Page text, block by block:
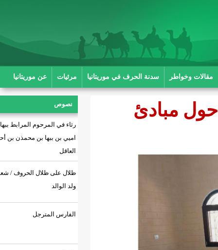
الحرف في موريتانيا مرئيات عن موريتانيا
نصوص
رثاء في المرحوم المرابط ببها بن
اميي بن ببها بن محمذن بن أحمد بن
ظلال على ظلال الحروف / شعر: أحمد